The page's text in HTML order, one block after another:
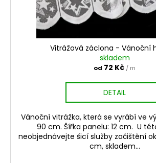
Vitrážová záclona - Vánoční
skladem
od 72 Kč / m
DETAIL
Vánoční vitrážka, která se vyrábí ve
90 cm. Šířka panelu: 12 cm. U
neobjednávejte šicí služby začištění
cm, skladem...